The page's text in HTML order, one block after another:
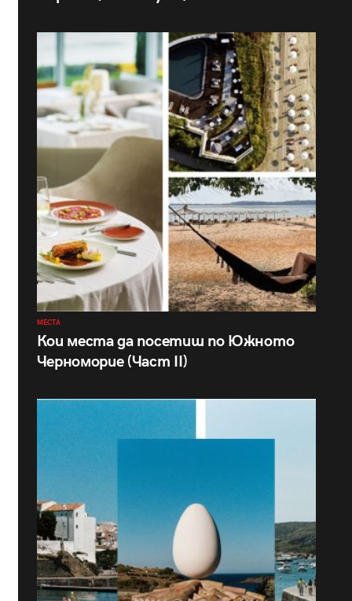
МЕСТА
Кои места да посетиш по Южното
Черноморие (Част II)